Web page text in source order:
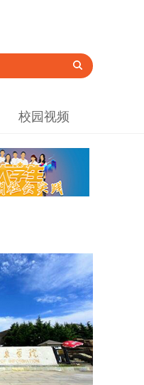
校园视频